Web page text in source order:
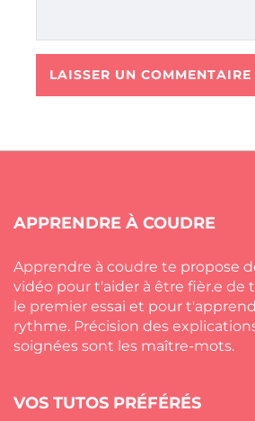
APPRENDRE À COUDRE
Apprendre à coudre te propose
vidéo pour t'aider à être fièr.e de
le premier essai et pour
rythme. Précision des
soignées sont les maître-mots.
VOS TUTOS PRÉFÉRÉS